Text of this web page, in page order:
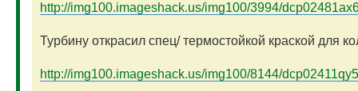
http://img100.imageshack.us/img100/3994/
Турбину открасил спец/ термостойкой краской для
http://img100.imageshack.us/img100/8144/